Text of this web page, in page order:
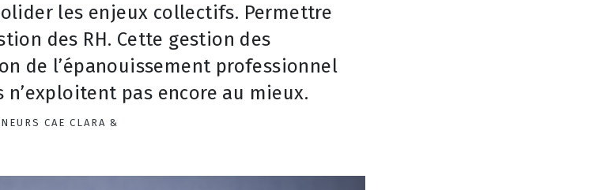
les enjeux collectifs. Permettre
des RH. Cette gestion des
de l’épanouissement professionnel
pas encore au mieux.
CAE CLARA &